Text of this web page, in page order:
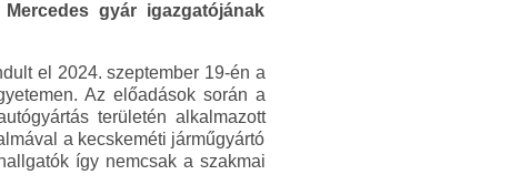
gyár igazgatójának
el 2024. szeptember 19-én a
Az előadások során a
területén alkalmazott
a kecskeméti járműgyártó
így nemcsak a szakmai